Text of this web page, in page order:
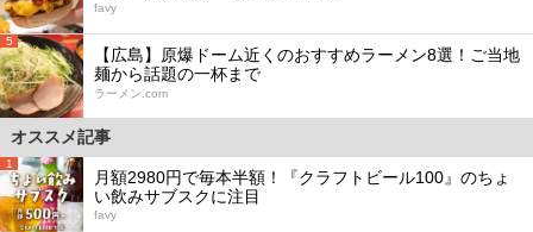
favy
5
【広島】原爆ドーム近くのおすすめラーメン8選！ご当地
麺から話題の一杯まで
ラーメン.com
オススメ記事
1
月額2980円で毎本半額！『クラフトビール100』のちょ
い飲みサブスクに注目
favy